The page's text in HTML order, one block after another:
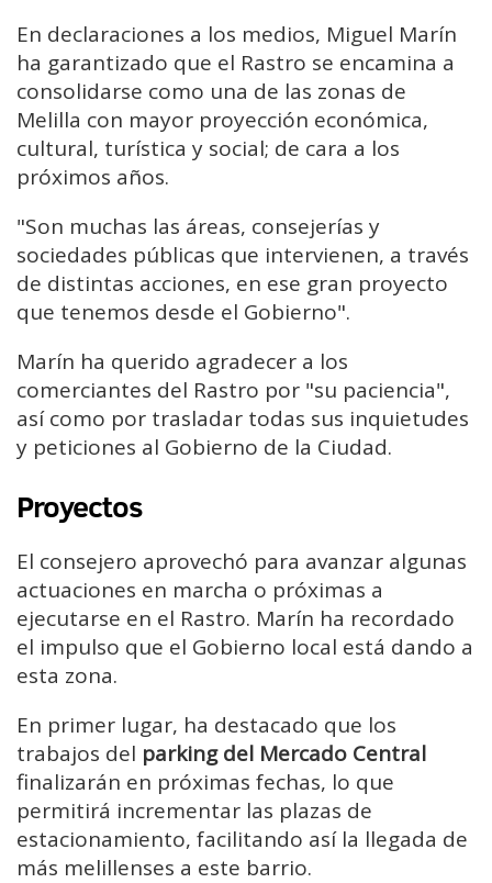
En declaraciones a los medios, Miguel Marín
ha garantizado que el Rastro se encamina a
consolidarse como una de las zonas de
Melilla con mayor proyección económica,
cultural, turística y social; de cara a los
próximos años.
"Son muchas las áreas, consejerías y
sociedades públicas que intervienen, a través
de distintas acciones, en ese gran proyecto
que tenemos desde el Gobierno".
Marín ha querido agradecer a los
comerciantes del Rastro por "su paciencia",
así como por trasladar todas sus inquietudes
y peticiones al Gobierno de la Ciudad.
Proyectos
El consejero aprovechó para avanzar algunas
actuaciones en marcha o próximas a
ejecutarse en el Rastro. Marín ha recordado
el impulso que el Gobierno local está dando a
esta zona.
En primer lugar, ha destacado que los
trabajos del parking del Mercado Central
finalizarán en próximas fechas, lo que
permitirá incrementar las plazas de
estacionamiento, facilitando así la llegada de
más melillenses a este barrio.